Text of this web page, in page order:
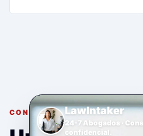
CONSULTA GRATUITA Y
LawIntaker
24-7 Abogados ·
confidencial.